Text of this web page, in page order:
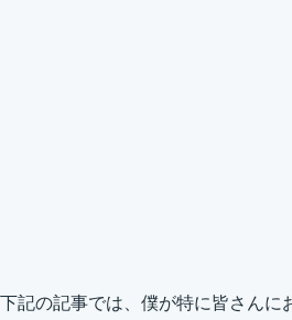
下記の記事では、僕が特に皆さんに